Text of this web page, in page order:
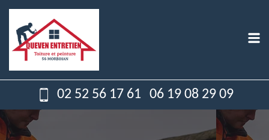
02 52 56 17 61 06 19 08 29 09